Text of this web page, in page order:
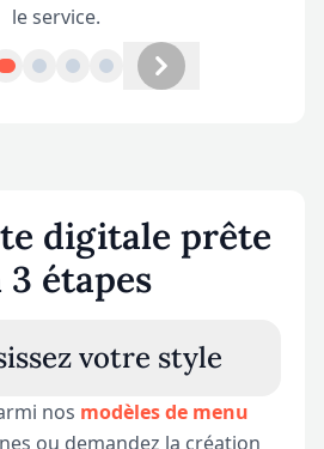
le service.
précédent Onglet suivant
digitale prête
3 étapes
votre style
nos modèles de menu
ou demandez la création